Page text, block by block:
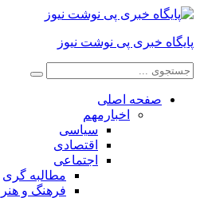
پایگاه خبری پی نوشت نیوز
صفحه اصلی
اخبارمهم
سیاسی
اقتصادی
اجتماعی
مطالبه گری
فرهنگ و هنر